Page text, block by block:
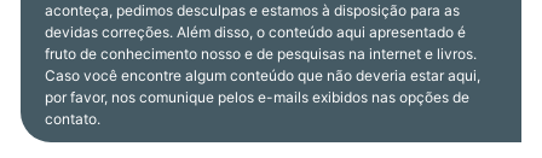
aconteça, pedimos desculpas e estamos à disposição para as
devidas correções. Além disso, o conteúdo aqui apresentado é
fruto de conhecimento nosso e de pesquisas na internet e livros.
Caso você encontre algum conteúdo que não deveria estar aqui,
por favor, nos comunique pelos e-mails exibidos nas opções de
contato.